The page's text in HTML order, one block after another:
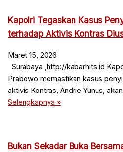
Kapolri Tegaskan Kasus
terhadap Aktivis Kontras
Maret 15, 2026
Surabaya ,http://kabarhits id
Prabowo memastikan kasus
aktivis Kontras, Andrie Yunus, akan
Selengkapnya »
Bukan Sekadar Buka